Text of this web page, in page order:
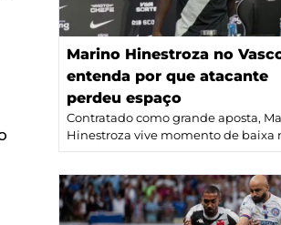
Marino Hinestroza no
entenda por que atacante
perdeu espaço
Contratado como grande aposta,
Hinestroza vive momento de baixa